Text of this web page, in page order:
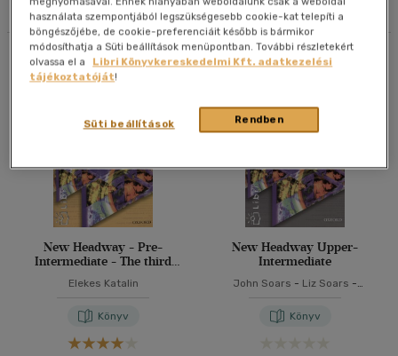
Szűrés Rendezés
20 db / oldal
40 db / oldal
Összesen4db
New Headway - Pre-
Intermediate - The third
Elekes Katalin
Könyv
New Headway Upper-
Intermediate
John Soars - Liz Soars -
Könyv
használata szempontjából legszükségesebb cookie-kat telepíti a
böngészőjébe, de cookie-preferenciáit később is bármikor
módosíthatja a Süti beállítások menüpontban. További részletekért
olvassa el a
Libri Könyvkereskedelmi Kft. adatkezelési
tájékoztatóját!
Rendben
Süti beállítások